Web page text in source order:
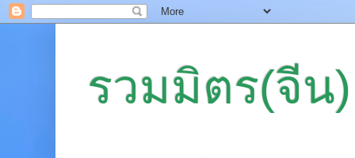
รวมมิตร(จีน)